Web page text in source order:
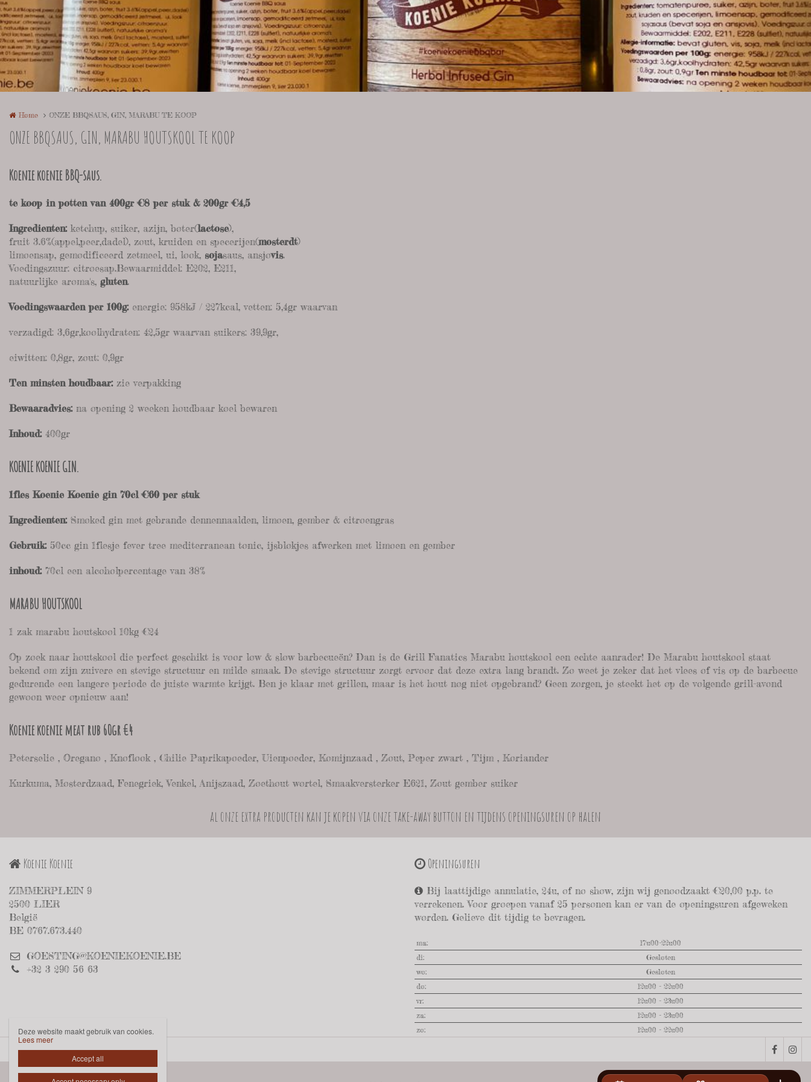
Home ONZE BBQSAUS, GIN, MARABU TE KOOP
ONZE BBQSAUS, GIN, MARABU HOUTSKOOL TE KOOP
Koenie koenie BBQ-saus.
te koop in potten van 400gr €8 per stuk & 200gr €4,5
Ingredienten:ketchup, suiker, azijn, boter(lactose),
fruit 3.6%(appel,peer,dadel), zout, kruiden en specerijen(mosterdt)
limoensap, gemodificeerd zetmeel, ui, look, sojasaus, ansjovis.
Voedingszuur: citroesap.Bewaarmiddel: E202, E211,
natuurlijke aroma's, gluten.
Voedingswaarden per 100g:energie: 958kJ / 227kcal, vetten: 5,4gr waarvan
verzadigd: 3,6gr,koolhydraten: 42,5gr waarvan suikers: 39,9gr,
eiwitten: 0,8gr, zout: 0,9gr
Ten minsten houdbaar:zie verpakking
Bewaaradvies:na opening 2 weeken houdbaar koel bewaren
Inhoud:400gr
KOENIE KOENIE GIN.
1fles Koenie Koenie gin 70cl €60 per stuk
Ingredienten: Smoked gin met gebrande dennennaalden, limoen, gember & citroengras
Gebruik: 50cc gin 1flesje fever tree mediterranean tonic, ijsblokjes afwerken met limoen en gember
inhoud: 70cl een alcoholpercentage van 38%
MARABU HOUTSKOOL
1 zak marabu houtskool 10kg €24
Op zoek naar houtskool die perfect geschikt is voor low & slow barbecueën? Dan is de Grill Fanatics Marabu houtskool een echte aanrader! De Marabu houtskool staat
bekend om zijn zuivere en stevige structuur en milde smaak. De stevige structuur zorgt ervoor dat deze extra lang brandt. Zo weet je zeker dat het vlees of vis op de barbecue
gedurende een langere periode de juiste warmte krijgt. Ben je klaar met grillen, maar is het hout nog niet opgebrand? Geen zorgen, je steekt het op de volgende grill-avond
gewoon weer opnieuw aan!
Koenie koenie meat rub 60gr €4
Peterselie , Oregano , Knoflook , Chilie Paprikapoeder, Uienpoeder, Komijnzaad , Zout, Peper zwart , Tijm , Koriander
Kurkuma, Mosterdzaad, Fenegriek, Venkel, Anijszaad, Zoethout wortel, Smaakversterker E621, Zout gember suiker
al onze extra producten kan je kopen via onze take-away button en tijdens openingsuren op halen
Koenie Koenie
ZIMMERPLEIN 9
2500 LIER
België
BE 0767.673.440
GOESTING@KOENIEKOENIE.BE
+32 3 290 56 63
Openingsuren
Bij laattijdige annulatie, 24u, of no show, zijn wij genoodzaakt €20,00 p.p. te
verrekenen. Voor groepen vanaf 25 personen kan er van de openingsuren afgeweken
worden. Gelieve dit tijdig te bevragen.
ma:
17u00-22u00
di:
Gesloten
wo:
Gesloten
do:
12u00 - 22u00
vr:
12u00 - 23u00
za:
12u00 - 23u00
zo:
12u00 - 22u00
Disclaimer Privacybeleid
Deze website maakt gebruik van cookies.
Lees meer
Accept all